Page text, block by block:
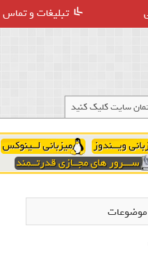
تبلیغات و تماس
سایت کلیک کنید
موضوعات